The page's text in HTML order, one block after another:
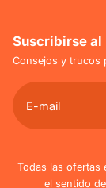
Suscribirse
Consejos y trucos
Todas las ofertas
el sentido